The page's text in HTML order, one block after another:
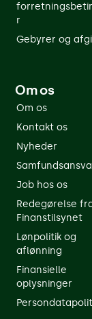
r
Gebyrer og
Om os
Om os
Kontakt os
Nyheder
Job hos os
Redegørelse
Finanstilsynet
Lønpolitik og
aflønning
Finansielle
oplysninger